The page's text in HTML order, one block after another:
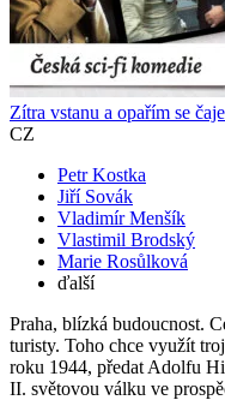
Zítra vstanu a opařím se
CZ
Petr Kostka
Jiří Sovák
Vladimír Menšík
Vlastimil Brodský
Marie Rosůlková
ďalší
Praha, blízká budoucnost.
turisty. Toho chce využít
roku 1944, předat Adolfu
II. světovou válku ve